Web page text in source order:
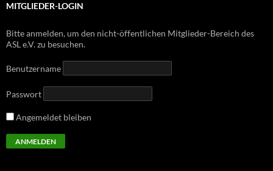
MITGLIEDER-LOGIN
Bitte anmelden, um den nicht-öffentlichen Mitglieder-Bereich des
ASL e.V. zu besuchen.
Benutzername
Passwort
Angemeldet bleiben